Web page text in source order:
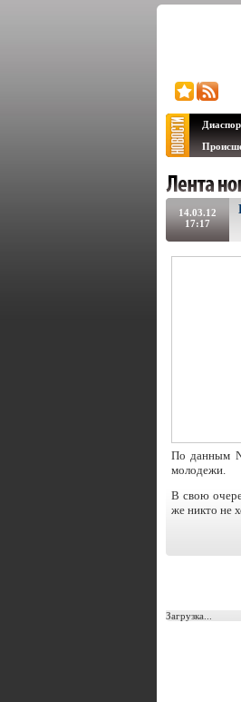
14.03.12
17:17
По данным
молодежи.
В свою
же никто не
Загрузка...